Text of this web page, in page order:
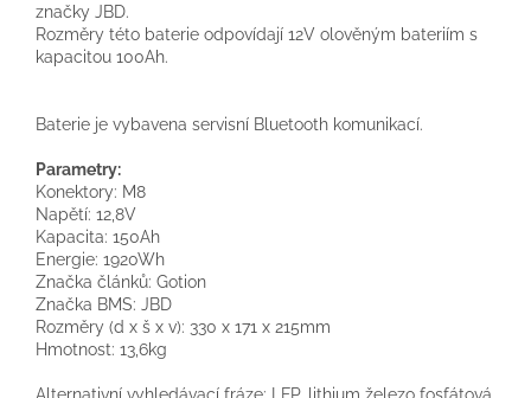
značky JBD.
Rozměry této baterie odpovídají 12V olověným bateriím s
kapacitou 100Ah.
Baterie je vybavena servisní Bluetooth komunikací.
Parametry:
Konektory: M8
Napětí: 12,8V
Kapacita: 150Ah
Energie: 1920Wh
Značka článků: Gotion
Značka BMS: JBD
Rozměry (d x š x v): 330 x 171 x 215mm
Hmotnost: 13,6kg
Alternativní vyhledávací fráze: LFP, lithium železo fosfátová